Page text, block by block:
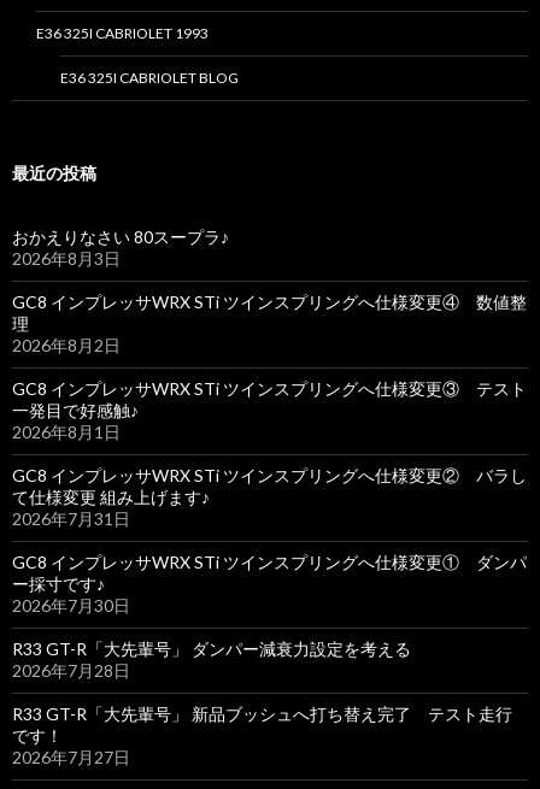
E36 325I CABRIOLET 1993
E36 325I CABRIOLET BLOG
最近の投稿
おかえりなさい 80スープラ♪
2026年8月3日
GC8 インプレッサWRX STi ツインスプリングへ仕様変更④ 数値整
理
2026年8月2日
GC8 インプレッサWRX STi ツインスプリングへ仕様変更③ テスト
一発目で好感触♪
2026年8月1日
GC8 インプレッサWRX STi ツインスプリングへ仕様変更② バラし
て仕様変更 組み上げます♪
2026年7月31日
GC8 インプレッサWRX STi ツインスプリングへ仕様変更① ダンパ
ー採寸です♪
2026年7月30日
R33 GT-R「大先輩号」 ダンパー減衰力設定を考える
2026年7月28日
R33 GT-R「大先輩号」 新品ブッシュへ打ち替え完了 テスト走行
です！
2026年7月27日